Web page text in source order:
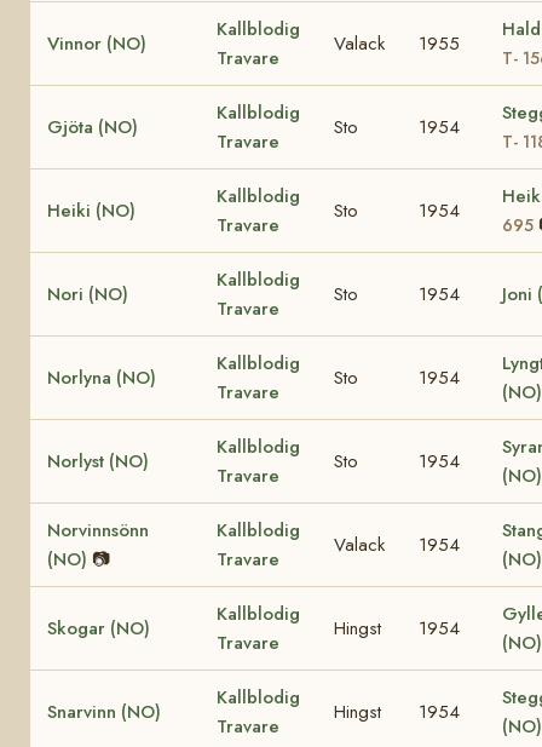
Vinnor (NO)
Kallblodig
Travare
Valack 1955
T-
Gjöta (NO)
Kallblodig
Travare
Sto 1954
T-
Heiki (NO)
Kallblodig
Travare
Sto 1954
695
Nori (NO)
Kallblodig
Travare
Sto 1954 Joni
Norlyna (NO)
Kallblodig
Travare
Sto 1954
(NO)
Norlyst (NO)
Kallblodig
Travare
Sto 1954
Norvinnsönn
(NO) 📷
Kallblodig
Travare
Valack 1954
Skogar (NO)
Kallblodig
Travare
Hingst 1954
Snarvinn (NO)
Kallblodig
Travare
Hingst 1954